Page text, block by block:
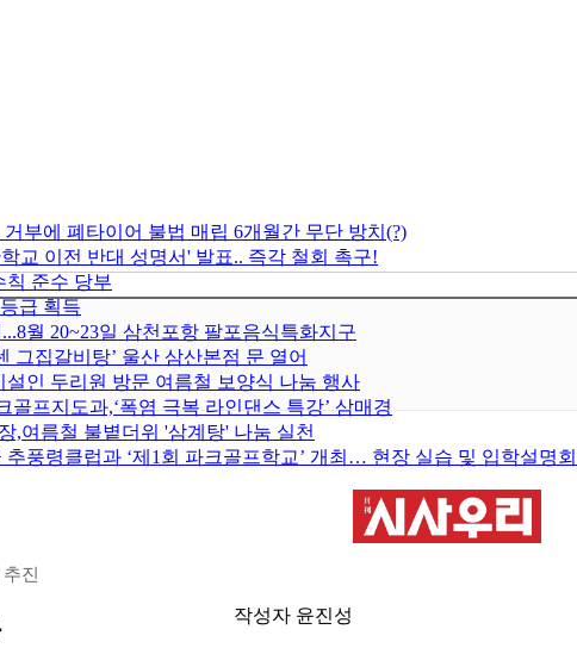
부에 폐타이어 불법 매립 6개월간 무단 방치(?)
교 이전 반대 성명서' 발표.. 즉각 철회 촉구!
칙 준수 당부
급 획득
월 20~23일 삼천포항 팔포음식특화지구
그집갈비탕’ 울산 삼산본점 문 열어
인 두리원 방문 여름철 보양식 나눔 행사
프지도과,‘폭염 극복 라인댄스 특강’ 삼매경
,여름철 불볕더위 '삼계탕' 나눔 실천
풍령클럽과 ‘제1회 파크골프학교’ 개최… 현장 실습 및 입학설명
진
작성자 윤진성